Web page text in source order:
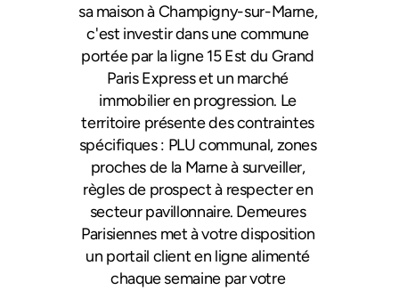
sa maison à Champigny-sur-Marne,
c'est investir dans une commune
portée par la ligne 15 Est du Grand
Paris Express et un marché
immobilier en progression. Le
territoire présente des contraintes
spécifiques : PLU communal, zones
proches de la Marne à surveiller,
règles de prospect à respecter en
secteur pavillonnaire. Demeures
Parisiennes met à votre disposition
un portail client en ligne alimenté
chaque semaine par votre